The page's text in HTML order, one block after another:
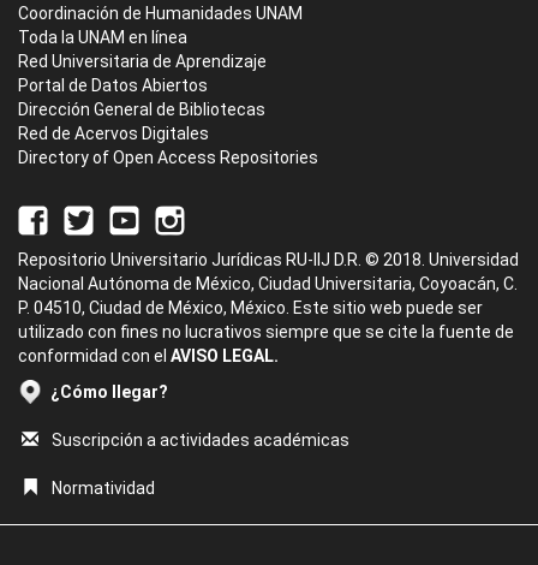
Coordinación de Humanidades UNAM
Toda la UNAM en línea
Red Universitaria de Aprendizaje
Portal de Datos Abiertos
Dirección General de Bibliotecas
Red de Acervos Digitales
Directory of Open Access Repositories
Repositorio Universitario Jurídicas RU-IIJ D.R. © 2018. Universidad
Nacional Autónoma de México, Ciudad Universitaria, Coyoacán, C.
P. 04510, Ciudad de México, México. Este sitio web puede ser
utilizado con fines no lucrativos siempre que se cite la fuente de
conformidad con el AVISO LEGAL.
¿Cómo llegar?
Suscripción a actividades académicas
Normatividad